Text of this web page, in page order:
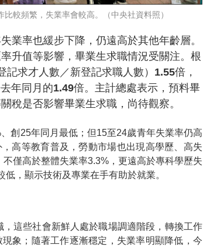
較頻繁，失業率會較高。（中央社資料照）
業率也緩步下降，仍遠高於其他年齡層。
升值等影響，畢業生求職情況受關注。根
求才人數／新登記求職人數）1.55倍，
年同月的1.49倍。主計總處表示，預料畢
稅是否影響畢業生求職，尚待觀察。
創25年同月最低；但15至24歲青年失業率仍高
高等教育普及，勞動市場也出現高學歷、高失
僅高於整體失業率3.3%，更遠高於專科學歷失
，顯示技術及專業在手有助於就業。
這些社會新鮮人處於職場調適階段，轉換工作
象；隨著工作逐漸穩定，失業率明顯降低，今